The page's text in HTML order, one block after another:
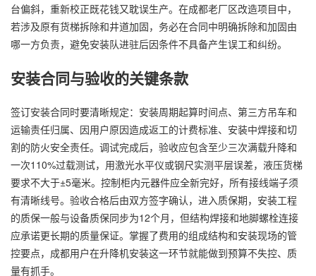
台偏斜，重新校正既花钱又耽误生产。在成都老厂区改造项目中，
若涉及原有货梯拆除和井道加固，务必在合同中明确拆除和加固由
哪一方负责，避免安装队进驻后因条件不具备产生误工和纠纷。
安装合同与验收的关键条款
签订安装合同时要清晰规定：安装周期起算时间点、第三方吊车和
运输责任归属、因用户原因造成返工的计费标准、安装中焊接和切
割的防火安全责任。调试完成后，验收应包含至少三次满载升降和
一次110%过载测试，用激光水平仪或钢尺实测平层误差，液压货梯
要求不大于±5毫米。控制柜内元器件应全新完好，所有接线端子须
有清晰线号。验收合格后由双方签字确认，进入质保期，安装工程
的质保一般与设备质保同步为12个月，但结构焊接和地脚螺栓连接
应承诺更长期的质量保证。掌握了费用的组成结构和安装现场的管
控要点，成都用户在升降机安装这一环节就能做到预算不失控、质
量有抓手。